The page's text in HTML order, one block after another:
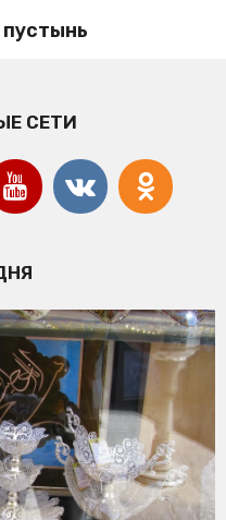
СЕТИ